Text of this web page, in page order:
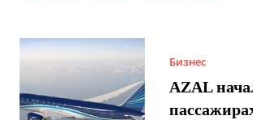
Бизнес
AZAL